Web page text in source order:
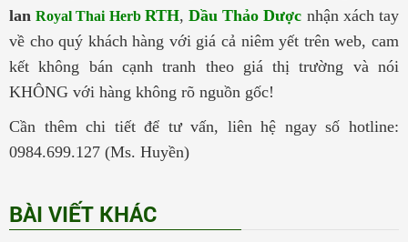
lan Royal Thai Herb RTH,Dầu Thảo Dược nhận xách tay
về cho quý khách hàng với giá cả niêm yết trên web, cam
kết không bán cạnh tranh theo giá thị trường và nói
KHÔNG với hàng không rõ nguồn gốc!
Cần thêm chi tiết để tư vấn, liên hệ ngay số hotline:
0984.699.127 (Ms. Huyền)
BÀI VIẾT KHÁC